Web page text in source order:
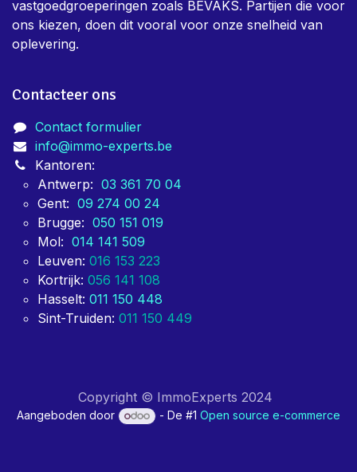
vastgoedgroeperingen zoals BEVAKS. Partijen die voor
ons kiezen, doen dit vooral voor onze snelheid van
oplevering.
Contacteer ons
Contact formulier
info@immo-experts.be
Kantoren:
Antwerp: 03 361 70 04
Gent: 09 274 00 24
Brugge: 050 151 019
Mol: 014 141 509
Leuven: 016 153 223
Kortrijk: 056 141 108
Hasselt: 011 150 448
Sint-Truiden: 011 150 449
Copyright © ImmoExperts 2024
Aangeboden door - De #1Open source e-commerce